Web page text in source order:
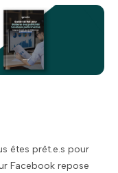
êtes prêt.e.s pour
Facebook repose